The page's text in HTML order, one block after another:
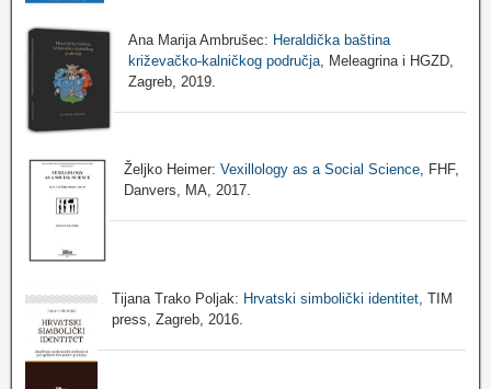
Ana Marija Ambrušec: Heraldička baština
križevačko-kalničkog područja, Meleagrina i HGZD,
Zagreb, 2019.
Željko Heimer:Vexillology as a Social Science , FHF,
Danvers, MA, 2017.
Tijana Trako Poljak: Hrvatski simbolički identitet , TIM
press, Zagreb, 2016.